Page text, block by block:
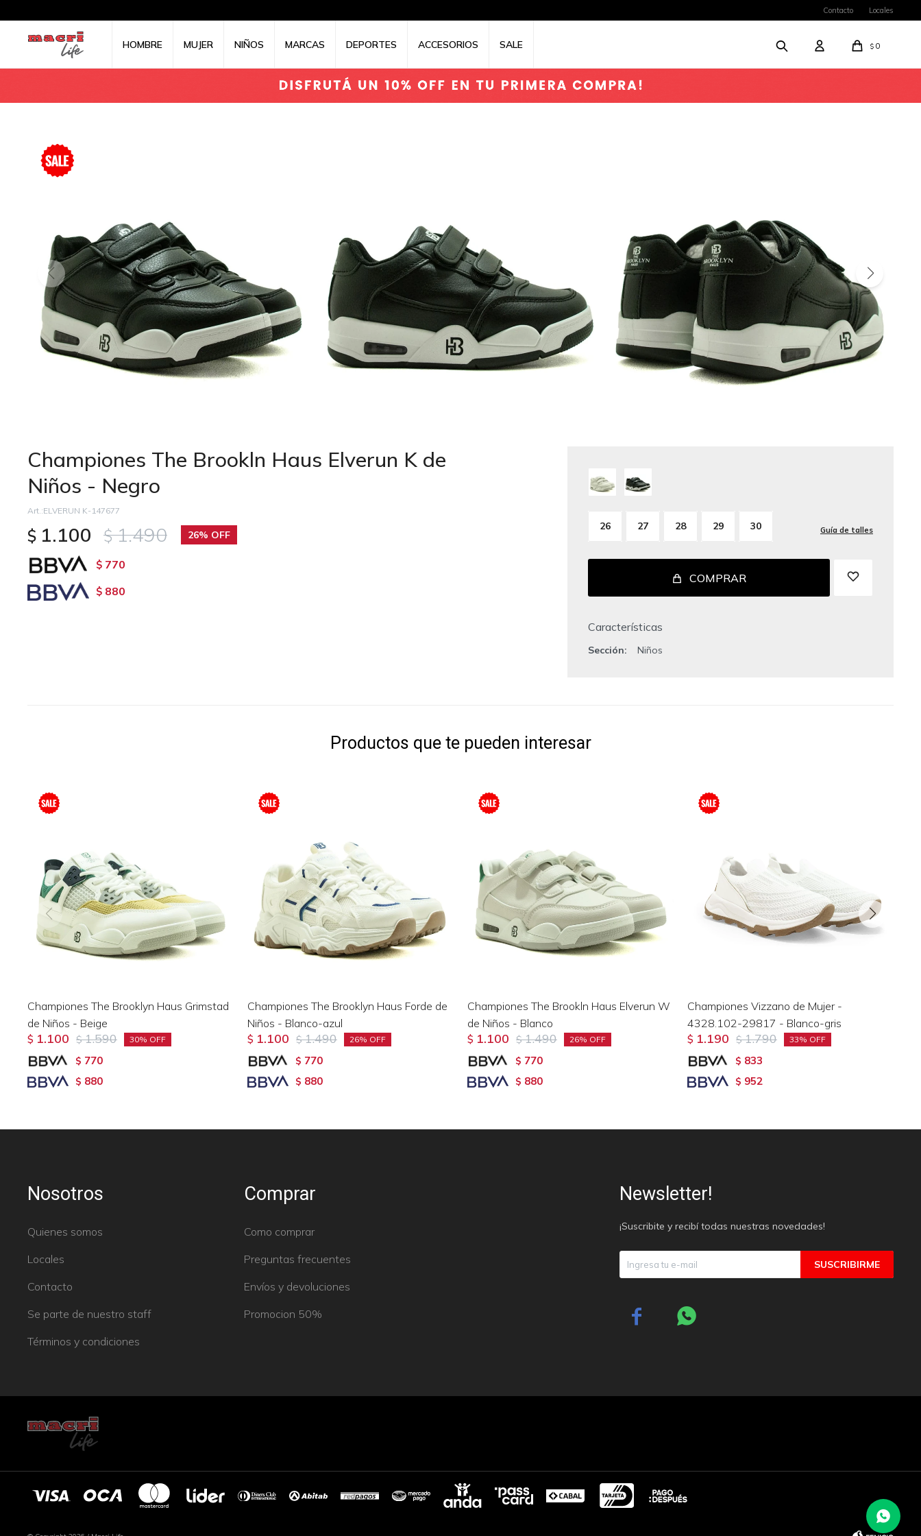
HOMBRE MUJER NIÑOS MARCAS DEPORTES ACCESORIOS SALE $ 0
Contacto Locales
Championes The Brookln Haus Elverun K de
Niños - Negro
ELVERUN K-147677
$ 1.100 $ 1.490 26
$ 770
$ 880
26 27 28 29 30 Guía de talles
COMPRAR
Características
Sección Niños
Productos que te pueden interesar
Championes The Brooklyn Haus Grimstad
de Niños - Beige
$ 1.100 $ 1.590 30
$ 770
$ 880
Championes The Brooklyn Haus Forde de
Niños - Blanco-azul
$ 1.100 $ 1.490 26
$ 770
$ 880
Championes The Brookln Haus Elverun W
de Niños - Blanco
$ 1.100 $ 1.490 26
$ 770
$ 880
Championes Vizzano de Mujer -
4328.102-29817 - Blanco-gris
$ 1.190 $ 1.790 33
$ 833
$ 952
Nosotros
Quienes somos
Locales
Contacto
Se parte de nuestro staff
Términos y condiciones
Comprar
Como comprar
Preguntas frecuentes
Envíos y devoluciones
Promocion 50%
Newsletter!
¡Suscribite y recibí todas nuestras novedades!
SUSCRIBIRME
 